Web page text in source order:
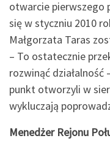
otwarcie pierwszego
się w styczniu 2010
Małgorzata Taras
– To ostatecznie
rozwinąć
punkt otworzyli w
wykluczają
Menedżer Rejonu